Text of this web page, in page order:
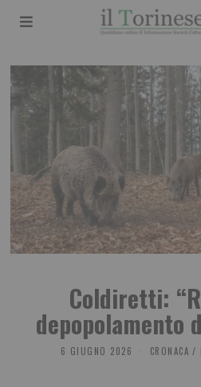
Coldiretti:
depopolamento
6 GIUGNO 2026 CRONACA /